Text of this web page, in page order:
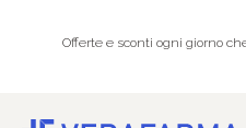
Offerte e sconti ogni giorno